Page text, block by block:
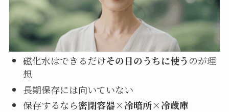
磁化水はできるだけその日のうちに使う のが理
想
長期保存には向いていない
保存するなら密閉容器×冷暗所×冷蔵庫